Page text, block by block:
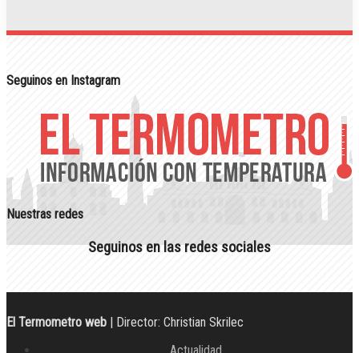
Seguinos en Instagram
Nuestras redes
Seguinos en las redes sociales
El Termometro web | Director: Christian Skrilec